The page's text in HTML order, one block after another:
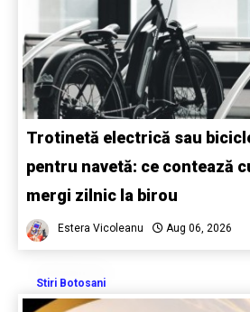
Trotinetă electrică sau
pentru navetă: ce contează
mergi zilnic la birou
Estera Vicoleanu Aug 06, 2026
Stiri Botosani